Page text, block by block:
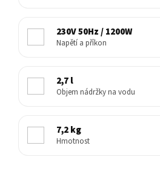
230V 50Hz / 1200W
Napětí a příkon
2,7 l
Objem nádržky na vodu
7,2 kg
Hmotnost